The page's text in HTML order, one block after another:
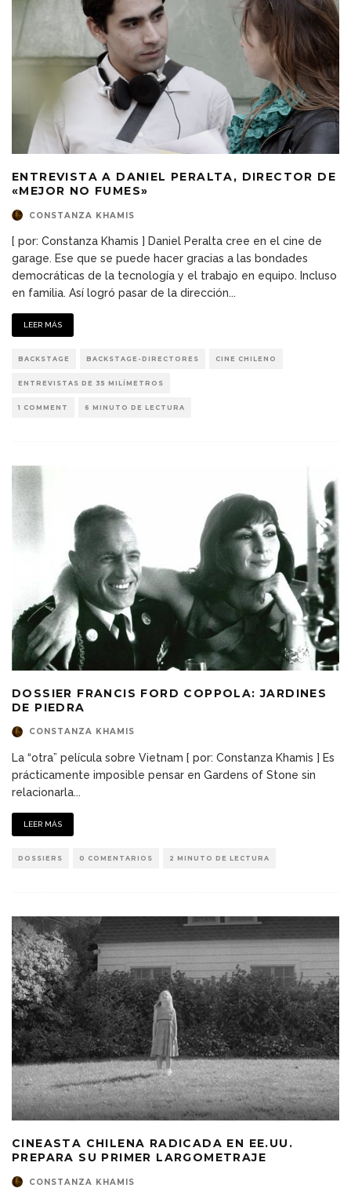
ENTREVISTA A DANIEL PERALTA, DIRECTOR DE
«MEJOR NO FUMES»
CONSTANZA KHAMIS
[ por: Constanza Khamis ] Daniel Peralta cree en el cine de
garage. Ese que se puede hacer gracias a las bondades
democráticas de la tecnología y el trabajo en equipo. Incluso
en familia. Así logró pasar de la dirección...
LEER MÁS
BACKSTAGE BACKSTAGE-DIRECTORES CINE CHILENO
ENTREVISTAS DE 35 MILÍMETROS
1 COMMENT 6 MINUTO DE LECTURA
DOSSIER FRANCIS FORD COPPOLA: JARDINES
DE PIEDRA
CONSTANZA KHAMIS
La “otra” película sobre Vietnam [ por: Constanza Khamis ] Es
prácticamente imposible pensar en Gardens of Stone sin
relacionarla...
LEER MÁS
DOSSIERS 0 COMENTARIOS 2 MINUTO DE LECTURA
CINEASTA CHILENA RADICADA EN EE.UU.
PREPARA SU PRIMER LARGOMETRAJE
CONSTANZA KHAMIS